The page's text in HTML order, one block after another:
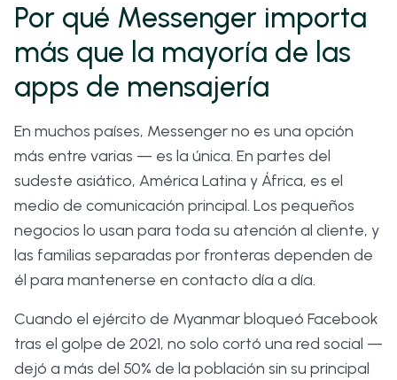
Por qué Messenger importa
más que la mayoría de las
apps de mensajería
En muchos países, Messenger no es una opción
más entre varias — es la única. En partes del
sudeste asiático, América Latina y África, es el
medio de comunicación principal. Los pequeños
negocios lo usan para toda su atención al cliente, y
las familias separadas por fronteras dependen de
él para mantenerse en contacto día a día.
Cuando el ejército de Myanmar bloqueó Facebook
tras el golpe de 2021, no solo cortó una red social —
dejó a más del 50% de la población sin su principal